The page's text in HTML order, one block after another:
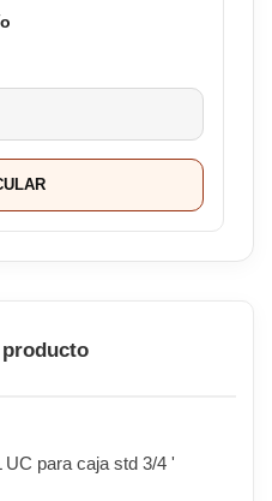
para caja std 3/4 '